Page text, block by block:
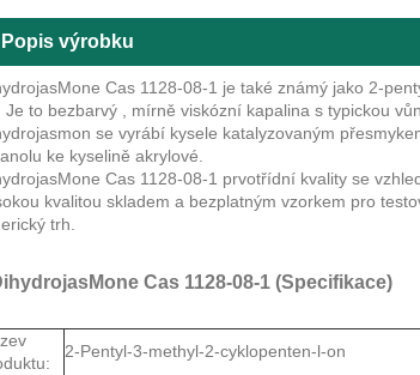
Popis výrobku
Cas 1128-08-1 je také známý jako 2-
Je to bezbarvý , mírně viskózní kapalina s typickou
se vyrábí kysele katalyzovaným
ke kyselině akrylové.
Cas 1128-08-1 prvotřídní kvality se
kvalitou skladem a bezplatným vzorkem pro
trh.
Cas 1128-08-1 (Specifikace)
2-Pentyl-3-methyl-2-cyklopenten-l-on